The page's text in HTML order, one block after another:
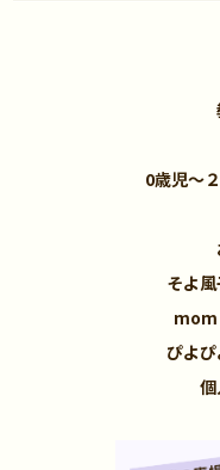
0歳児～
そよ
mom
ぴよ